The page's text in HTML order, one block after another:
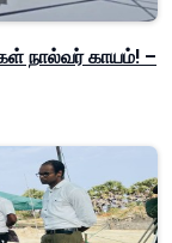
நால்வர் காயம்! –